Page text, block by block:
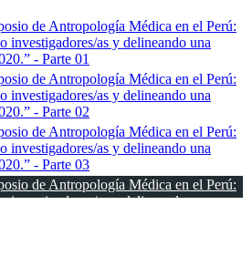
de Antropología Médica en el Perú:
investigadores/as y delineando una
- Parte 01
de Antropología Médica en el Perú:
investigadores/as y delineando una
- Parte 02
de Antropología Médica en el Perú:
investigadores/as y delineando una
- Parte 03
de Antropología Médica en el Perú:
investigadores/as y delineando una